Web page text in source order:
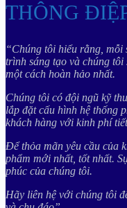
THÔNG
“Chúng tôi hiểu rằng, mỗi
trình sáng tạo và chúng
một cách hoàn hảo nhất.
Chúng tôi có đội ngũ kỹ
lắp đặt cấu hình hệ thống
khách hàng với kinh phí
Để thỏa mãn yêu cầu của
phẩm mới nhất, tốt nhất.
phúc của chúng tôi.
Hãy liên hệ với chúng tôi